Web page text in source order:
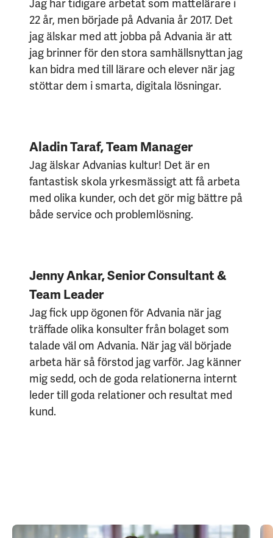
Jag har tidigare arbetat som mattelärare i
22 år, men började på Advania år 2017. Det
jag älskar med att jobba på Advania är att
jag brinner för den stora samhällsnyttan jag
kan bidra med till lärare och elever när jag
stöttar dem i smarta, digitala lösningar.
Aladin Taraf, Team Manager
Jag älskar Advanias kultur! Det är en
fantastisk skola yrkesmässigt att få arbeta
med olika kunder, och det gör mig bättre på
både service och problemlösning.
Jenny Ankar, Senior Consultant &
Team Leader
Jag fick upp ögonen för Advania när jag
träffade olika konsulter från bolaget som
talade väl om Advania. När jag väl började
arbeta här så förstod jag varför. Jag känner
mig sedd, och de goda relationerna internt
leder till goda relationer och resultat med
kund.